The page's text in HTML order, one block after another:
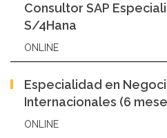
Consultor SAP
S/4Hana
ONLINE
Especialidad en
Internacionales (6
ONLINE